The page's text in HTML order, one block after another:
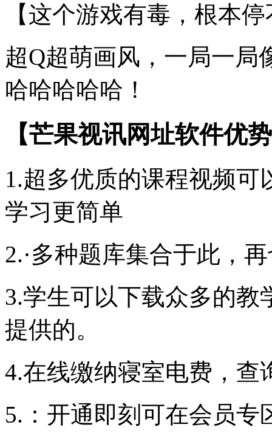
【这个游戏有毒，根本
超Q超萌画风，一局一局
哈哈哈哈哈！
【芒果视讯网址软件优
1.超多优质的课程视频
学习更简单
2.·多种题库集合于此，
3.学生可以下载众多的
提供的。
4.在线缴纳寝室电费，查
5.：开通即刻可在会员